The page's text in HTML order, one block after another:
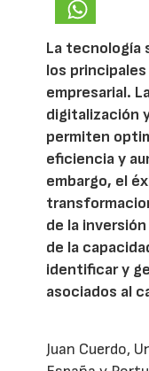
La tecnología
los
empresarial.
digitalización
permiten
eficiencia y
embargo, el
de la
de la
identificar y
asociados al
Juan Cuerdo,